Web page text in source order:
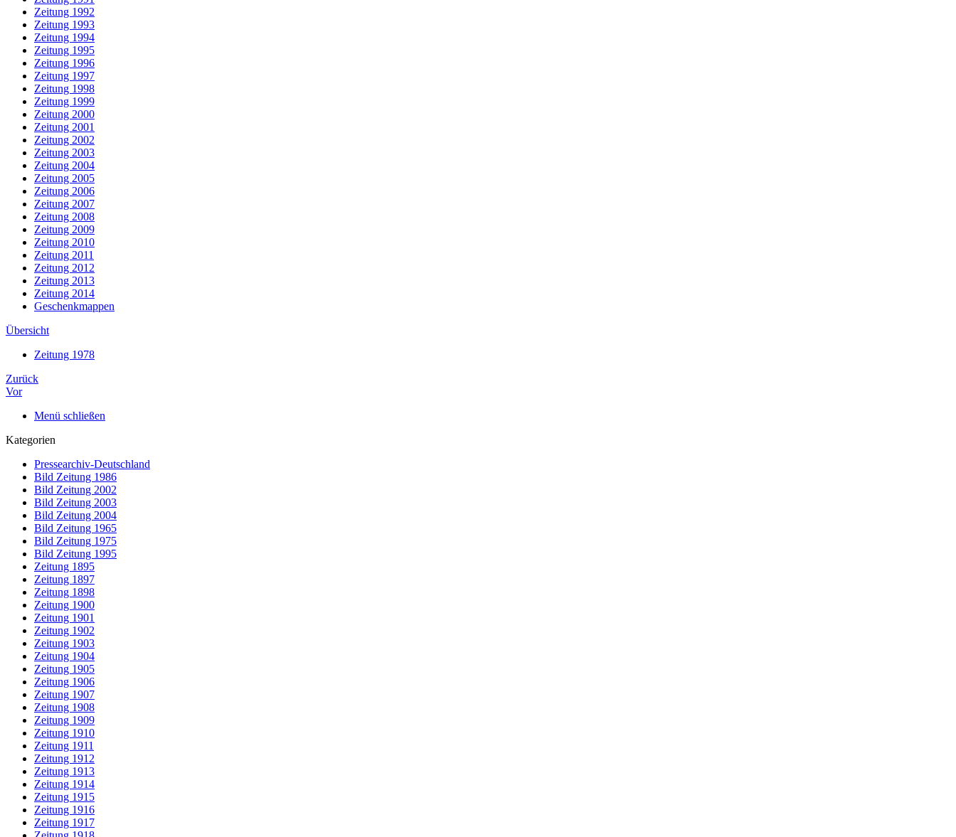
Zeitung 1992
Zeitung 1993
Zeitung 1994
Zeitung 1995
Zeitung 1996
Zeitung 1997
Zeitung 1998
Zeitung 1999
Zeitung 2000
Zeitung 2001
Zeitung 2002
Zeitung 2003
Zeitung 2004
Zeitung 2005
Zeitung 2006
Zeitung 2007
Zeitung 2008
Zeitung 2009
Zeitung 2010
Zeitung 2011
Zeitung 2012
Zeitung 2013
Zeitung 2014
Geschenkmappen
Übersicht
Zeitung 1978
Zurück
Vor
Menü schließen
Kategorien
Pressearchiv-Deutschland
Bild Zeitung 1986
Bild Zeitung 2002
Bild Zeitung 2003
Bild Zeitung 2004
Bild Zeitung 1965
Bild Zeitung 1975
Bild Zeitung 1995
Zeitung 1895
Zeitung 1897
Zeitung 1898
Zeitung 1900
Zeitung 1901
Zeitung 1902
Zeitung 1903
Zeitung 1904
Zeitung 1905
Zeitung 1906
Zeitung 1907
Zeitung 1908
Zeitung 1909
Zeitung 1910
Zeitung 1911
Zeitung 1912
Zeitung 1913
Zeitung 1914
Zeitung 1915
Zeitung 1916
Zeitung 1917